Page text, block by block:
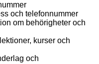
och telefonnummer
om behörigheter och
kurser och
och